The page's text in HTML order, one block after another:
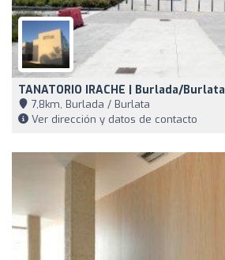
TANATORIO IRACHE | Burlada/Burlata
7,8km, Burlada / Burlata
Ver dirección y datos de contacto